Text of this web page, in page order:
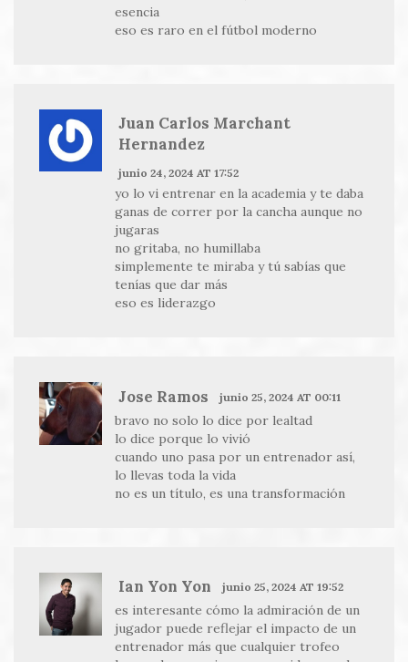
esencia
eso es raro en el fútbol moderno
Juan Carlos Marchant
Hernandez
junio 24, 2024 AT 17:52
yo lo vi entrenar en la academia y te daba
ganas de correr por la cancha aunque no
jugaras
no gritaba, no humillaba
simplemente te miraba y tú sabías que
tenías que dar más
eso es liderazgo
Jose Ramos junio 25, 2024 AT 00:11
bravo no solo lo dice por lealtad
lo dice porque lo vivió
cuando uno pasa por un entrenador así,
lo llevas toda la vida
no es un título, es una transformación
Ian Yon Yon junio 25, 2024 AT 19:52
es interesante cómo la admiración de un
jugador puede reflejar el impacto de un
entrenador más que cualquier trofeo